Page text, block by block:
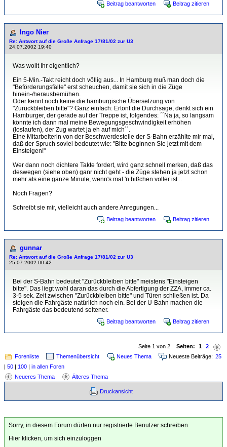
Beitrag beantworten Beitrag zitieren
Ingo Nier
Re: Antwort auf die Große Anfrage 17/81/02 zur U3
24.07.2002 19:40
Was wollt Ihr eigentlich?
Ein 5-Min.-Takt reicht doch völlig aus... In Hamburg muß man doch die
"Beförderungsfälle" erst scheuchen, damit sie sich in die Züge
hinein-/herausbemühen.
Oder kennt noch keine die hamburgische Übersetzung von
"Zurückbleiben bitte"? Ganz einfach: Ertönt die Durchsage, denkt sich ein
Hamburger, der gerade auf der Treppe ist, folgendes: ´´Na ja, so langsam
könnte ich dann mal meine Bewegungsgeschwindigkeit erhöhen
(loslaufen), der Zug wartet ja eh auf mich´´.
Eine Mitarbeiterin von der Beschwerdestelle der S-Bahn erzählte mir mal,
daß der Spruch soviel bedeutet wie: "Bitte beginnen Sie jetzt mit dem
Einsteigen!"
Wer dann noch dichtere Takte fordert, wird ganz schnell merken, daß das
deswegen (siehe oben) ganr nicht geht - die Züge stehen ja jetzt schon
mehr als eine ganze Minute, wenn's mal 'n bißchen voller ist...
Noch Fragen?
Schreibt sie mir, vielleicht auch andere Anregungen...
Beitrag beantworten Beitrag zitieren
gunnar
Re: Antwort auf die Große Anfrage 17/81/02 zur U3
25.07.2002 00:42
Bei der S-Bahn bedeutet "Zurückbleiben bitte" meistens "Einsteigen
bitte". Das liegt wohl daran das durch die Abfertigung der ZZA, immer ca.
3-5 sek. Zeit zwischen "Zurückbleiben bitte" und Türen schließen ist. Da
steigen die Fahrgäste natürlich noch ein. Bei der U-Bahn machen die
Fahrgäste das bedeutend seltener.
Beitrag beantworten Beitrag zitieren
Seite 1 von 2 Seiten: 1
2
Forenliste
Themenübersicht Neues Thema Neueste Beiträge: 25
| 50 | 100 | in allen Foren
Neueres Thema
Älteres Thema
Druckansicht
Sorry, in diesem Forum dürfen nur registrierte Benutzer schreiben.
Hier klicken, um sich einzuloggen